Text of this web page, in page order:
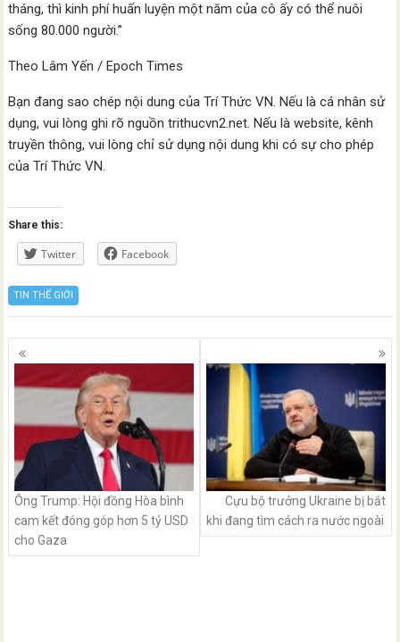
tháng, thì kinh phí huấn luyện một năm của cô ấy có thể nuôi
sống 80.000 người.”
Theo Lâm Yến / Epoch Times
Bạn đang sao chép nội dung của Trí Thức VN. Nếu là cá nhân sử
dụng, vui lòng ghi rõ nguồn trithucvn2.net. Nếu là website, kênh
truyền thông, vui lòng chỉ sử dụng nội dung khi có sự cho phép
của Trí Thức VN.
Share this:
Twitter Facebook
TIN THẾ GIỚI
Posts
navigation
Ông Trump: Hội đồng Hòa bình
cam kết đóng góp hơn 5 tỷ USD
cho Gaza
Cựu bộ trưởng Ukraine bị bắt
khi đang tìm cách ra nước ngoài